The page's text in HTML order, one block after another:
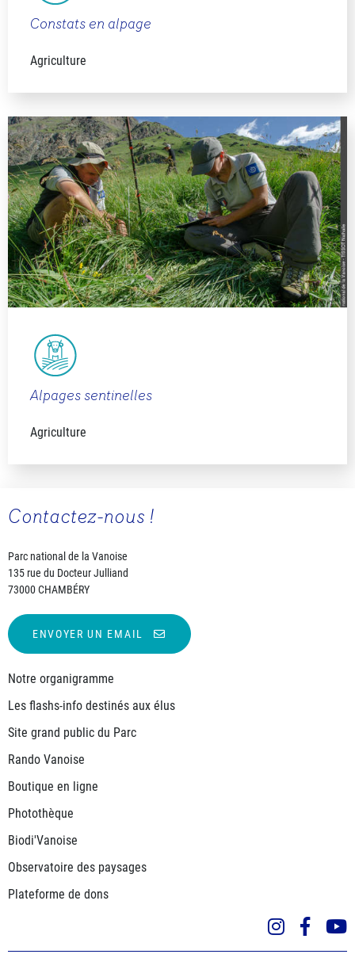
Constats en alpage
Agriculture
Alpages sentinelles
Agriculture
Contactez-nous !
Parc national de la Vanoise
135 rue du Docteur Julliand
73000 CHAMBÉRY
ENVOYER UN EMAIL
Notre organigramme
Les flashs-info destinés aux élus
Site grand public du Parc
Rando Vanoise
Boutique en ligne
Photothèque
Biodi'Vanoise
Observatoire des paysages
Plateforme de dons